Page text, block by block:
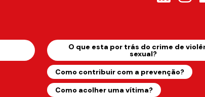
O que esta por trás do crime de
sexual?
Como contribuir com a prevenção?
Como acolher uma vítima?